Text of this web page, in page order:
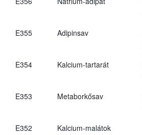
E355 Adipinsav
E354 Kalcium-tartarát
E353 Metaborkősav
E352 Kalcium-malátok